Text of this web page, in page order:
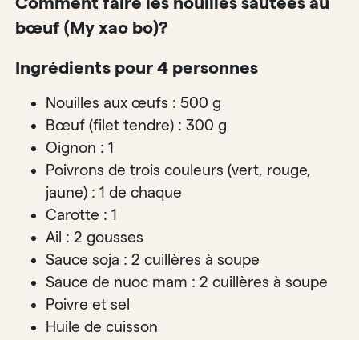
bœuf (My xao bo)?
Ingrédients pour 4 personnes
Nouilles aux œufs : 500 g
Bœuf (filet tendre) : 300 g
Oignon : 1
Poivrons de trois couleurs (vert, rouge,
jaune) : 1 de chaque
Carotte : 1
Ail : 2 gousses
Sauce soja : 2 cuillères à soupe
Sauce de nuoc mam : 2 cuillères à soupe
Poivre et sel
Huile de cuisson